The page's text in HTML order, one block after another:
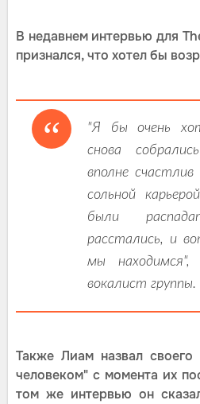
В недавнем интервью для
признался, что хотел бы
"Я бы очень
снова
вполне
сольной
были
расстались, и
мы
вокалист группы.
Также Лиам назвал
человеком" с момента их
том же интервью он